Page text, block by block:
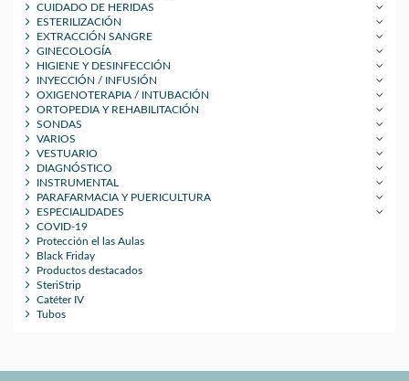
CUIDADO DE HERIDAS
ESTERILIZACIÓN
EXTRACCIÓN SANGRE
GINECOLOGÍA
HIGIENE Y DESINFECCIÓN
INYECCIÓN / INFUSIÓN
OXIGENOTERAPIA / INTUBACIÓN
ORTOPEDIA Y REHABILITACIÓN
SONDAS
VARIOS
VESTUARIO
DIAGNÓSTICO
INSTRUMENTAL
PARAFARMACIA Y PUERICULTURA
ESPECIALIDADES
COVID-19
Protección el las Aulas
Black Friday
Productos destacados
SteriStrip
Catéter IV
Tubos